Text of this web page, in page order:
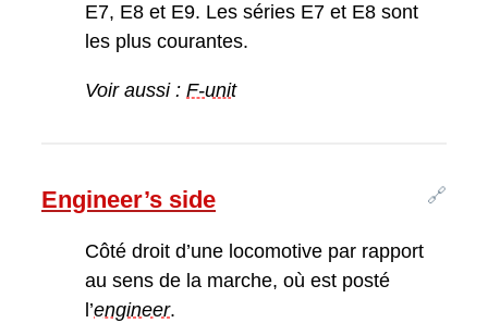
E7, E8 et E9. Les séries E7 et E8 sont
les plus courantes.
Voir aussi : F-unit
🔗
Engineer’s side
Côté droit d’une locomotive par rapport
au sens de la marche, où est posté
l’engineer.